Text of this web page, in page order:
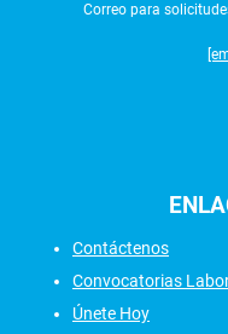
Correo para
Contáctenos
Convocatorias
Únete Hoy